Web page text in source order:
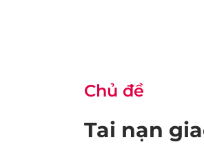
Chủ đề
Tai nạn